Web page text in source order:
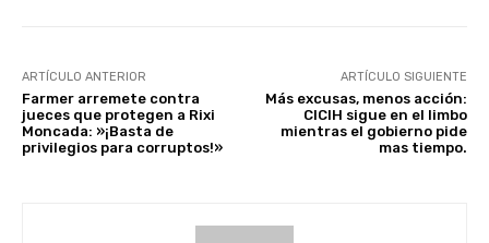
ARTÍCULO ANTERIOR
Farmer arremete contra
jueces que protegen a Rixi
Moncada: »¡Basta de
privilegios para corruptos!»
ARTÍCULO SIGUIENTE
Más excusas, menos acción:
CICIH sigue en el limbo
mientras el gobierno pide
mas tiempo.